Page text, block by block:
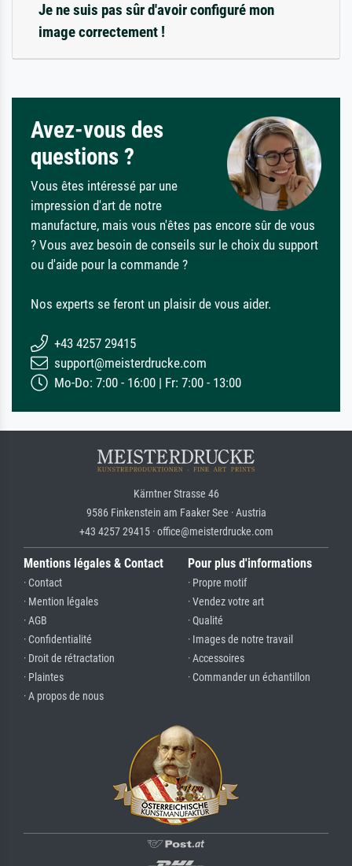
Je ne suis pas sûr d'avoir configuré mon
image correctement !
Avez-vous des
questions ?
Vous êtes intéressé par une
impression d'art de notre
manufacture, mais vous n'êtes pas encore sûr de vous
? Vous avez besoin de conseils sur le choix du support
ou d'aide pour la commande ?
Nos experts se feront un plaisir de vous aider.
+43 4257 29415
support@meisterdrucke.com
Mo-Do: 7:00 - 16:00 | Fr: 7:00 - 13:00
Kärntner Strasse 46
9586 Finkenstein am Faaker See · Austria
+43 4257 29415 · office@meisterdrucke.com
Mentions légales & Contact
· Contact
· Mention légales
· AGB
· Confidentialité
· Droit de rétractation
· Plaintes
· A propos de nous
Pour plus d'informations
· Propre motif
· Vendez votre art
· Qualité
· Images de notre travail
· Accessoires
· Commander un échantillon